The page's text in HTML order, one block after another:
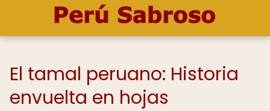
El tamal peruano: Historia
envuelta en hojas